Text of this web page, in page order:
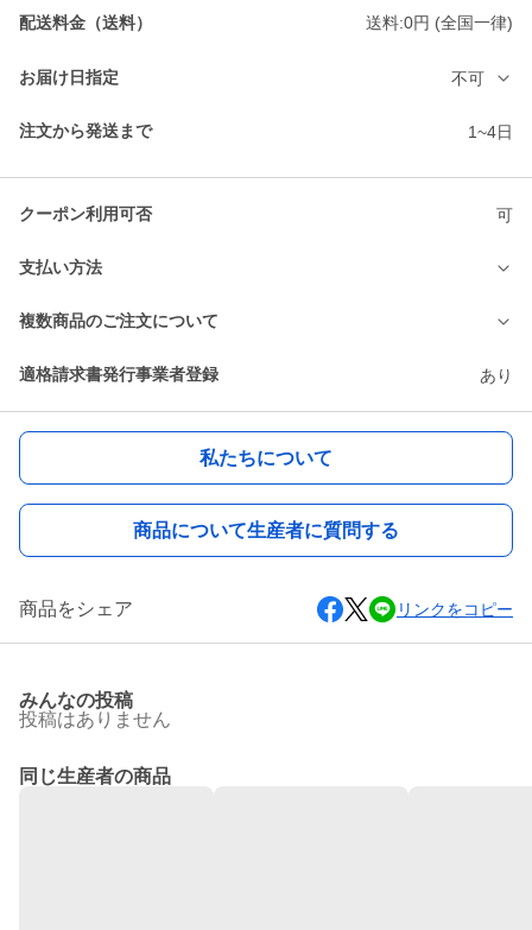
配送料金（送料） 送料:0円 (全国一律)
お届け日指定 不可
注文から発送まで 1~4日
クーポン利用可否 可
支払い方法
複数商品のご注文について
適格請求書発行事業者登録 あり
私たちについて
商品について生産者に質問する
商品をシェア リンクをコピー
みんなの投稿
投稿はありません
同じ生産者の商品